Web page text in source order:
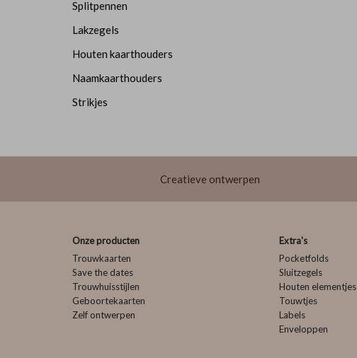
Splitpennen
Lakzegels
Houten kaarthouders
Naamkaarthouders
Strikjes
Creatieve ontwerpen
Onze producten
Trouwkaarten
Save the dates
Trouwhuisstijlen
Geboortekaarten
Zelf ontwerpen
Extra's
Pocketfolds
Sluitzegels
Houten elementjes
Touwtjes
Labels
Enveloppen